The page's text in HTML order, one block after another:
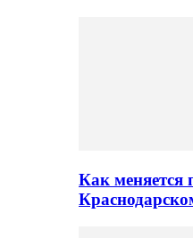
Как меняется